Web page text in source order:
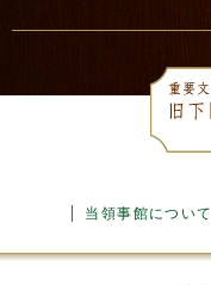
当領事館について